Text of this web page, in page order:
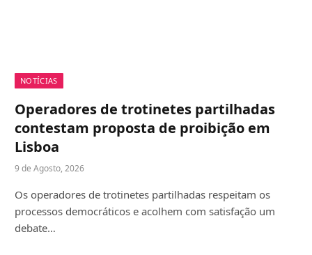
NOTÍCIAS
Operadores de trotinetes partilhadas
contestam proposta de proibição em
Lisboa
9 de Agosto, 2026
Os operadores de trotinetes partilhadas respeitam os
processos democráticos e acolhem com satisfação um
debate…